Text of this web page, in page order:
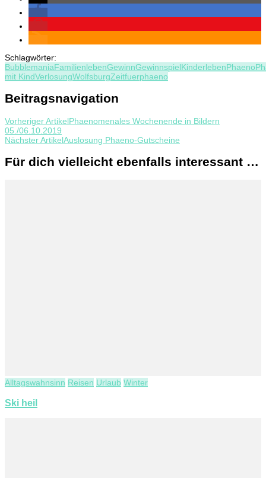
Schlagwörter:
BubblemaniaFamilienlebenGewinnGewinnspielKinderlebenPhaeno
mit KindVerlosungWolfsburgZeitfuerphaeno
Beitragsnavigation
Vorheriger ArtikelPhaenomenales Wochenende in Bildern
05./06.10.2019
Nächster ArtikelAuslosung Phaeno-Gutscheine
Für dich vielleicht ebenfalls interessant …
Alltagswahnsinn Reisen Urlaub Winter
Ski heil